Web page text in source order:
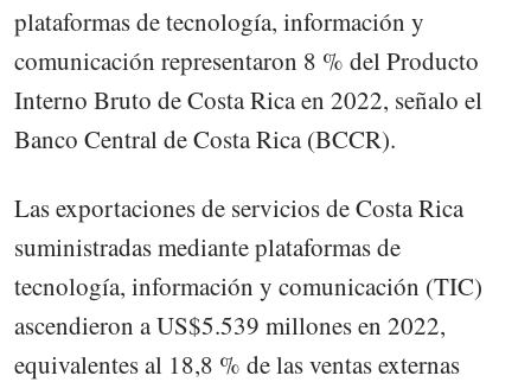
plataformas de tecnología, información y
comunicación representaron 8 % del Producto
Interno Bruto de Costa Rica en 2022, señalo el
Banco Central de Costa Rica (BCCR).
Las exportaciones de servicios de Costa Rica
suministradas mediante plataformas de
tecnología, información y comunicación (TIC)
ascendieron a US$5.539 millones en 2022,
equivalentes al 18,8 % de las ventas externas